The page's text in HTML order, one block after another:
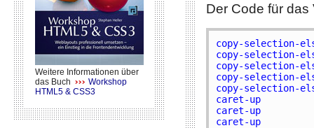
Weitere Informationen über
das Buch
Workshop
HTML5 & CSS3
Der Code für das
copy-selection-
copy-selection-
copy-selection-
copy-selection-
copy-selection-
caret-up
caret-up
caret-up